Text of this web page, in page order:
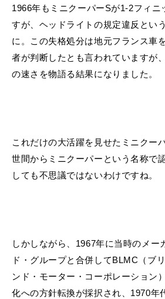
1966年もミニクーパーSが1-2フィニ
すが、ヘッドライトの規定違反とい
に。この失格処分は地元フランス車
者が判断したとも言われていますが
の速さを物語る結果になりました。
これだけの大活躍を見せたミニクー
世間からミニクーパーという名称で
しても不思議ではないわけですね。
しかしながら、1967年に当時のメー
ド・グループと合併してBLMC（ブ
ンド・モーター・コーポレーション
化への方針転換が採択され、1970年